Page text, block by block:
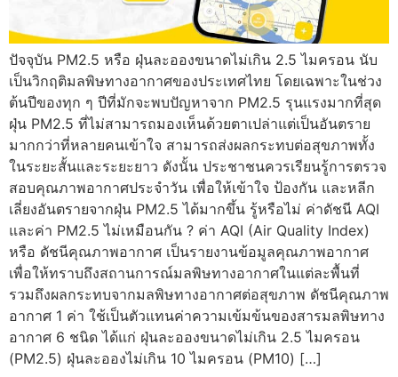
ปัจจุบัน PM2.5 หรือ ฝุ่นละอองขนาดไม่เกิน 2.5 ไมครอน นับ
เป็นวิกฤติมลพิษทางอากาศของประเทศไทย โดยเฉพาะในช่วง
ต้นปีของทุก ๆ ปีที่มักจะพบปัญหาจาก PM2.5 รุนแรงมากที่สุด
ฝุ่น PM2.5 ที่ไม่สามารถมองเห็นด้วยตาเปล่าแต่เป็นอันตราย
มากกว่าที่หลายคนเข้าใจ สามารถส่งผลกระทบต่อสุขภาพทั้ง
ในระยะสั้นและระยะยาว ดังนั้น ประชาชนควรเรียนรู้การตรวจ
สอบคุณภาพอากาศประจำวัน เพื่อให้เข้าใจ ป้องกัน และหลีก
เลี่ยงอันตรายจากฝุ่น PM2.5 ได้มากขึ้น รู้หรือไม่ ค่าดัชนี AQI
และค่า PM2.5 ไม่เหมือนกัน ? ค่า AQI (Air Quality Index)
หรือ ดัชนีคุณภาพอากาศ เป็นรายงานข้อมูลคุณภาพอากาศ
เพื่อให้ทราบถึงสถานการณ์มลพิษทางอากาศในแต่ละพื้นที่
รวมถึงผลกระทบจากมลพิษทางอากาศต่อสุขภาพ ดัชนีคุณภาพ
อากาศ 1 ค่า ใช้เป็นตัวแทนค่าความเข้มข้นของสารมลพิษทาง
อากาศ 6 ชนิด ได้แก่ ฝุ่นละอองขนาดไม่เกิน 2.5 ไมครอน
(PM2.5) ฝุ่นละอองไม่เกิน 10 ไมครอน (PM10) […]